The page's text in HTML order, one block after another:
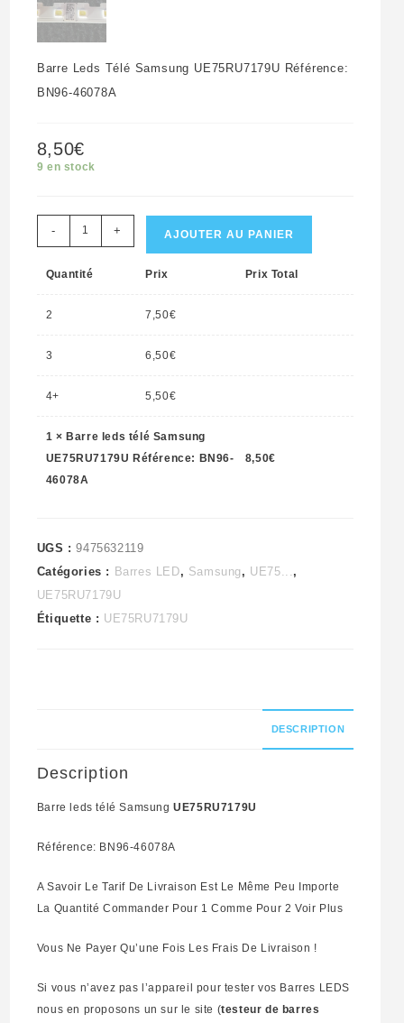
Barre Leds Télé Samsung UE75RU7179U Référence:
BN96-46078A
8,50€
9 en stock
quantité
de
Barre
Samsung
Référence:
46078A
- + AJOUTER AU PANIER
Quantité Prix Prix Total
2 7,50€
3 6,50€
4+ 5,50€
1 ×Barre leds télé Samsung
UE75RU7179U Référence: BN96-
46078A
8,50€
UGS :9475632119
Catégories : Barres LED, Samsung, UE75... ,
UE75RU7179U
Étiquette : UE75RU7179U
DESCRIPTION
Description
Barre leds télé SamsungUE75RU7179U
Référence: BN96-46078A
A Savoir Le Tarif De Livraison Est Le Même Peu Importe
La Quantité Commander Pour 1 Comme Pour 2 Voir Plus
Vous Ne Payer Qu’une Fois Les Frais De Livraison !
Si vous n’avez pas l’appareil pour tester vos Barres LEDS
nous en proposons un sur le site (testeur de barres